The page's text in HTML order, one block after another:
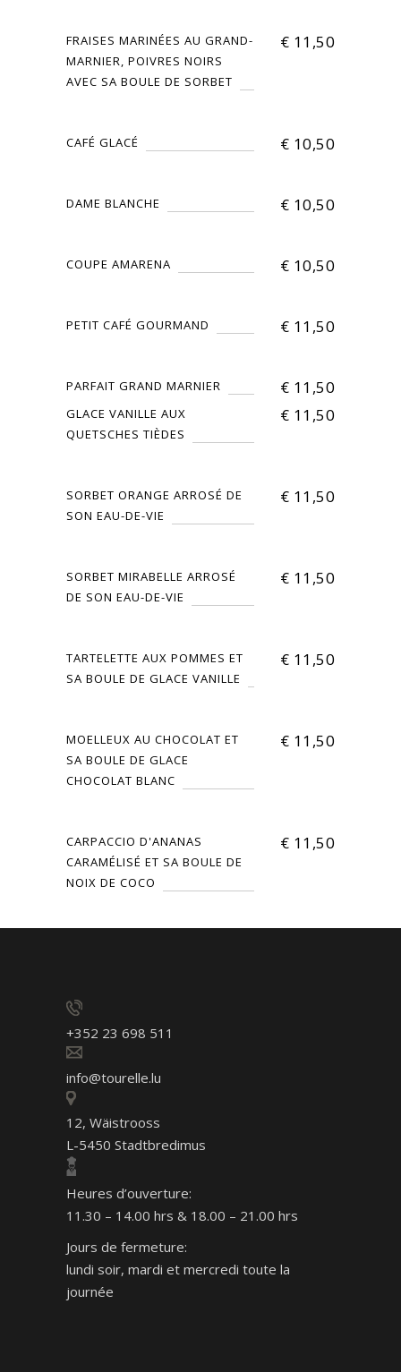
FRAISES MARINÉES AU GRAND-
MARNIER, POIVRES NOIRS
AVEC SA BOULE DE SORBET
€ 11,50
CAFÉ GLACÉ € 10,50
DAME BLANCHE € 10,50
COUPE AMARENA € 10,50
PETIT CAFÉ GOURMAND € 11,50
PARFAIT GRAND MARNIER € 11,50
GLACE VANILLE AUX
QUETSCHES TIÈDES
€ 11,50
SORBET ORANGE ARROSÉ DE
SON EAU-DE-VIE
€ 11,50
SORBET MIRABELLE ARROSÉ
DE SON EAU-DE-VIE
€ 11,50
TARTELETTE AUX POMMES ET
SA BOULE DE GLACE VANILLE
€ 11,50
MOELLEUX AU CHOCOLAT ET
SA BOULE DE GLACE
CHOCOLAT BLANC
€ 11,50
CARPACCIO D'ANANAS
CARAMÉLISÉ ET SA BOULE DE
NOIX DE COCO
€ 11,50
+352 23 698 511
info@tourelle.lu
12, Wäistrooss
L-5450 Stadtbredimus
Heures d’ouverture:
11.30 – 14.00 hrs & 18.00 – 21.00 hrs
Jours de fermeture:
lundi soir, mardi et mercredi toute la
journée